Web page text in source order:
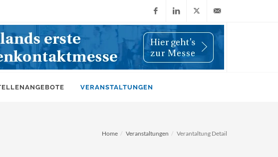
FacebookLinkedIn
X
(Twitter)
info@wiwi-
VERANSTALTUNGEN
Home Veranstaltungen Verantaltung Detail